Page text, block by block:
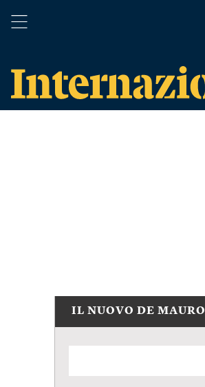
IL NUOVO DE MAURO